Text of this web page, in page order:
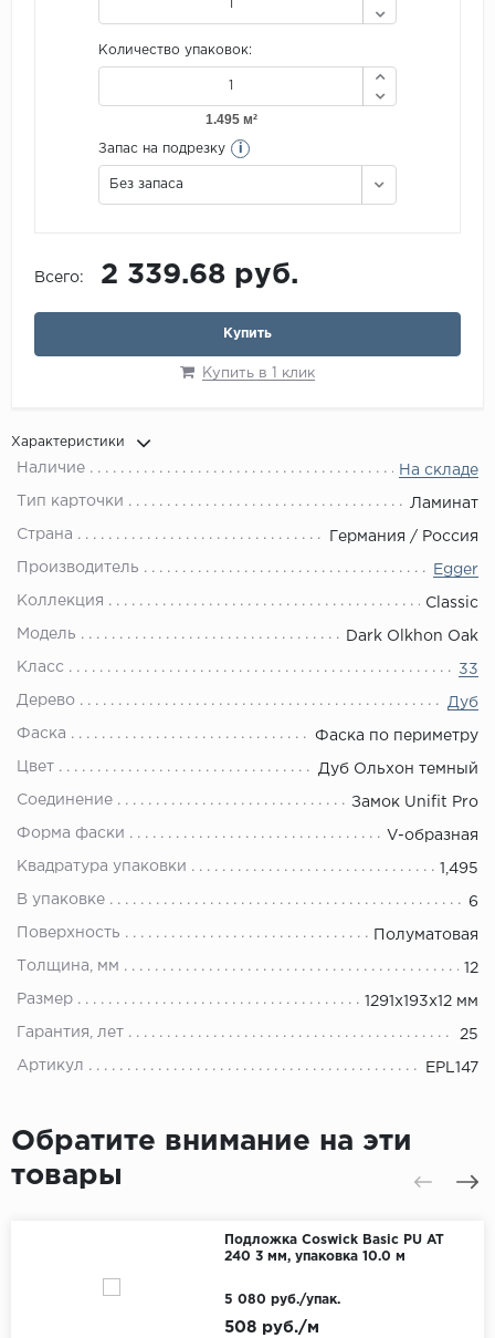
Количество упаковок:
Запас на подрезку i
Без запаса
Всего: 2 339.68 руб.
Купить
Купить в 1 клик
Характеристики
Наличие На складе
Тип карточки Ламинат
Страна Германия / Россия
Производитель Egger
Коллекция Classic
Модель Dark Olkhon Oak
Класс 33
Дерево Дуб
Фаска Фаска по периметру
Цвет Дуб Ольхон темный
Соединение Замок Unifit Pro
Форма фаски V-образная
Квадратура упаковки 1,495
В упаковке 6
Поверхность Полуматовая
Толщина, мм 12
Размер 1291x193x12 мм
Гарантия, лет 25
Артикул EPL147
Обратите внимание на эти
товары
Подложка Coswick Basic PU AT
240 3 мм, упаковка 10.0 м
508 руб./м
5 080 руб./упак.